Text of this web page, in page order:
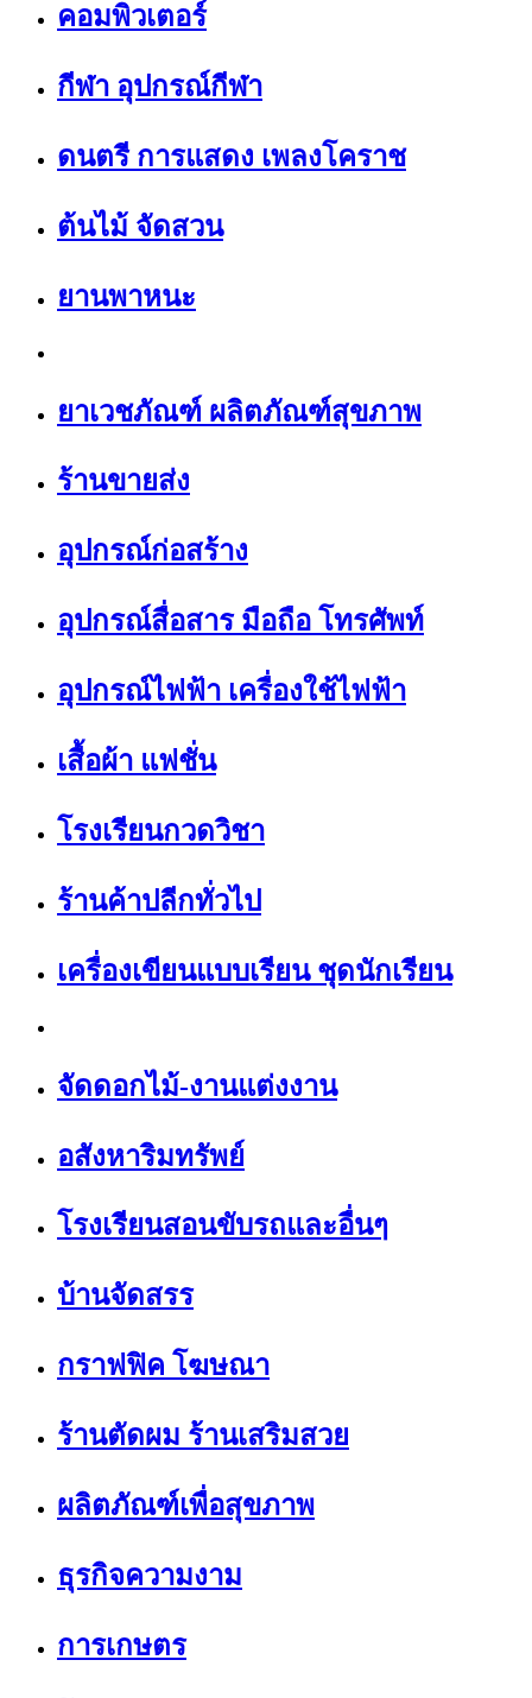
คอมพิวเตอร์
กีฬา อุปกรณ์กีฬา
ดนตรี การแสดง เพลงโคราช
ต้นไม้ จัดสวน
ยานพาหนะ
ยาเวชภัณฑ์ ผลิตภัณฑ์สุขภาพ
ร้านขายส่ง
อุปกรณ์ก่อสร้าง
อุปกรณ์สื่อสาร มือถือ โทรศัพท์
อุปกรณ์ไฟฟ้า เครื่องใช้ไฟฟ้า
เสื้อผ้า แฟชั่น
โรงเรียนกวดวิชา
ร้านค้าปลีกทั่วไป
เครื่องเขียนแบบเรียน ชุดนักเรียน
จัดดอกไม้-งานแต่งงาน
อสังหาริมทรัพย์
โรงเรียนสอนขับรถและอื่นๆ
บ้านจัดสรร
กราฟฟิค โฆษณา
ร้านตัดผม ร้านเสริมสวย
ผลิตภัณฑ์เพื่อสุขภาพ
ธุรกิจความงาม
การเกษตร